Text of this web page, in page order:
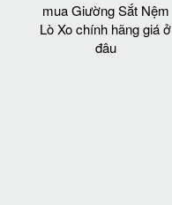
mua Giường Sắt Nệm
Lò Xo chính hãng giá ở
đâu